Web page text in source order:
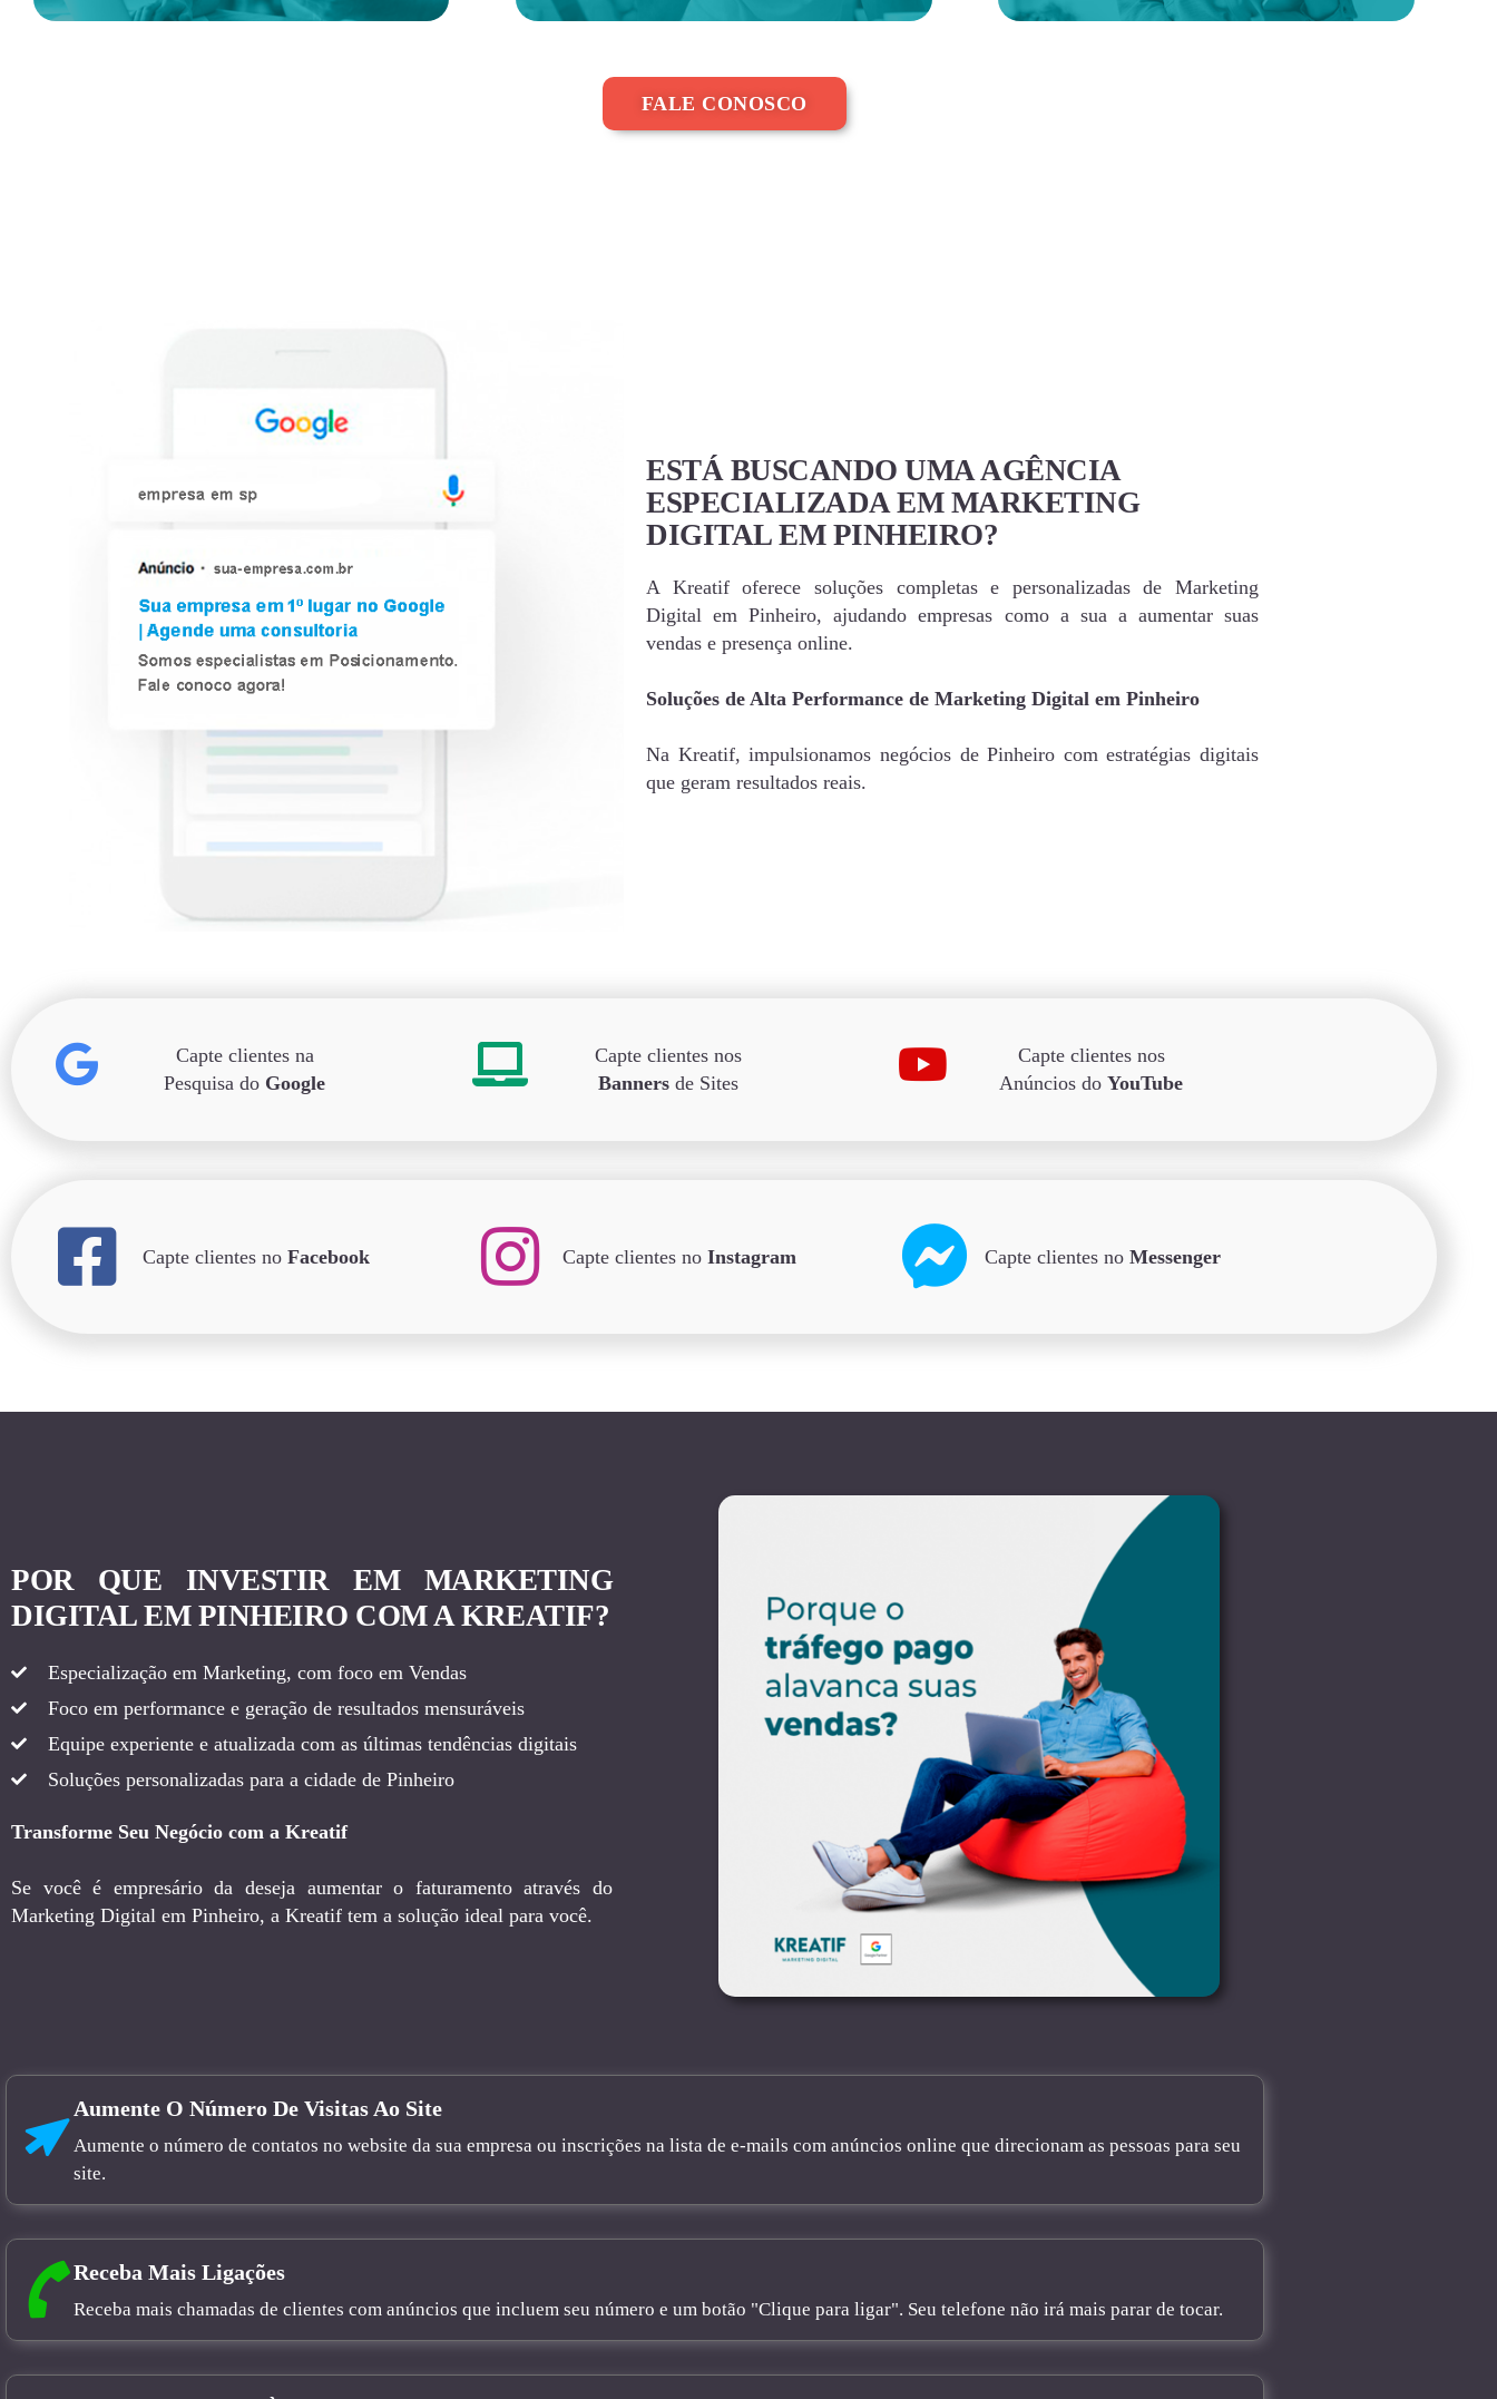
FALE CONOSCO
ESTÁ BUSCANDO UMA AGÊNCIA
ESPECIALIZADA EM MARKETING
DIGITAL EM PINHEIRO?
A Kreatif oferece soluções completas e personalizadas de Marketing
Digital em Pinheiro, ajudando empresas como a sua a aumentar suas
vendas e presença online.
Soluções de Alta Performance de Marketing Digital em Pinheiro
Na Kreatif, impulsionamos negócios de Pinheiro com estratégias digitais
que geram resultados reais.
Capte clientes na
Pesquisa do Google
Capte clientes nos
Bannersde Sites
Capte clientes nos
Anúncios doYouTube
Capte clientes no Facebook Capte clientes no Instagram Capte clientes no Messenger
POR QUE INVESTIR EM MARKETING
DIGITAL EM PINHEIRO COM A KREATIF?
Especialização em Marketing, com foco em Vendas
Foco em performance e geração de resultados mensuráveis
Equipe experiente e atualizada com as últimas tendências digitais
Soluções personalizadas para a cidade de Pinheiro
Transforme Seu Negócio com a Kreatif
Se você é empresário da deseja aumentar o faturamento através do
Marketing Digital em Pinheiro, a Kreatif tem a solução ideal para você.
Aumente O Número De Visitas Ao Site
Aumente o número de contatos no website da sua empresa ou inscrições na lista de e-mails com anúncios online que direcionam as pessoas para seu
site.
Receba Mais Ligações
Receba mais chamadas de clientes com anúncios que incluem seu número e um botão "Clique para ligar". Seu telefone não irá mais parar de tocar.